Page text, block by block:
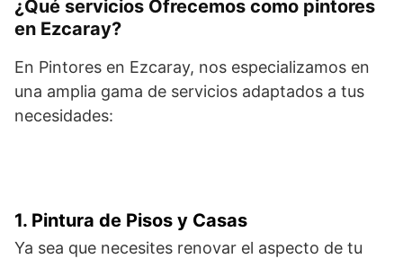
¿Qué servicios Ofrecemos como pintores
en Ezcaray?
En Pintores en Ezcaray, nos especializamos en
una amplia gama de servicios adaptados a tus
necesidades:
1. Pintura de Pisos y Casas
Ya sea que necesites renovar el aspecto de tu